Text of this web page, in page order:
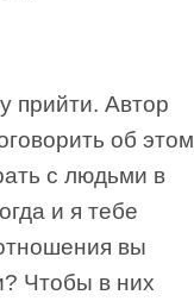
прийти. Автор
об этом
с людьми в
и я тебе
вы
Чтобы в них